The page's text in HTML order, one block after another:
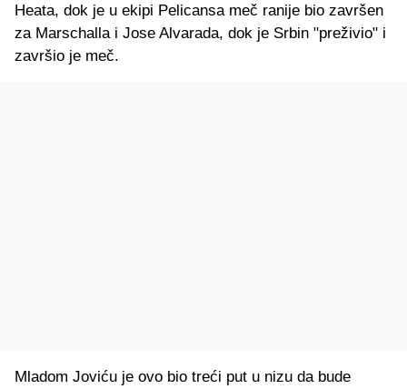
Heata, dok je u ekipi Pelicansa meč ranije bio završen
za Marschalla i Jose Alvarada, dok je Srbin "preživio" i
završio je meč.
Mladom Joviću je ovo bio treći put u nizu da bude